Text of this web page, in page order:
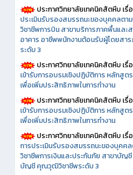
ประกาศวิทยาลัยเทคนิคสัตหีบ เรื่
ประเมินรับรองสมรรถนะของบุคคลตา
วิชาชีพการบิน สาขาบริการภาคพื้นแล
อาคาร อาชีพพนักงานต้อนรับผู้โดยส
ระดับ 3
ประกาศวิทยาลัยเทคนิคสัตหีบ เรื่
เข้ารับการอบรมเชิงปฏิบัติการ หลักสูต
เพื่อเพิ่มประสิทธิภาพในการทำงาน
ประกาศวิทยาลัยเทคนิคสัตหีบ เรื่
เข้ารับการอบรมเชิงปฏิบัติการ หลักสูต
เพื่อเพิ่มประสิทธิภาพในการทำงาน
ประกาศวิทยาลัยเทคนิคสัตหีบ เรื่
การประเมินรับรองสมรรถนะของบุคค
วิชาชีพการเงินและประกันภัย สาขาบัญ
บัญชี คุณวุฒิวิชาชีพระดับ 3